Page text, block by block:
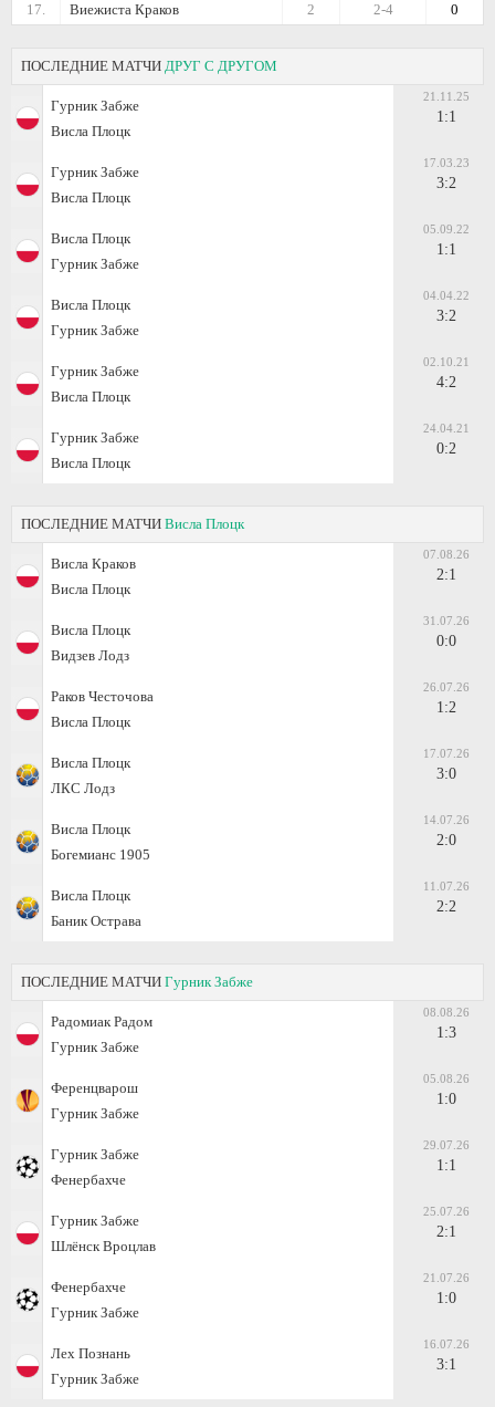
17. Виежиста Краков 0
2-4
2
ПОСЛЕДНИЕ МАТЧИ ДРУГ С ДРУГОМ
Гурник Забже
Висла Плоцк
21.11.25
1:1
Гурник Забже
Висла Плоцк
17.03.23
3:2
Висла Плоцк
Гурник Забже
05.09.22
1:1
Висла Плоцк
Гурник Забже
04.04.22
3:2
Гурник Забже
Висла Плоцк
02.10.21
4:2
Гурник Забже
Висла Плоцк
24.04.21
0:2
ПОСЛЕДНИЕ МАТЧИ Висла Плоцк
Висла Краков
Висла Плоцк
07.08.26
2:1
Висла Плоцк
Видзев Лодз
31.07.26
0:0
Раков Честочова
Висла Плоцк
26.07.26
1:2
Висла Плоцк
ЛКС Лодз
17.07.26
3:0
Висла Плоцк
Богемианс 1905
14.07.26
2:0
Висла Плоцк
Баник Острава
11.07.26
2:2
ПОСЛЕДНИЕ МАТЧИ Гурник Забже
Радомиак Радом
Гурник Забже
08.08.26
1:3
Ференцварош
Гурник Забже
05.08.26
1:0
Гурник Забже
Фенербахче
29.07.26
1:1
Гурник Забже
Шлёнск Вроцлав
25.07.26
2:1
Фенербахче
Гурник Забже
21.07.26
1:0
Лех Познань
Гурник Забже
16.07.26
3:1